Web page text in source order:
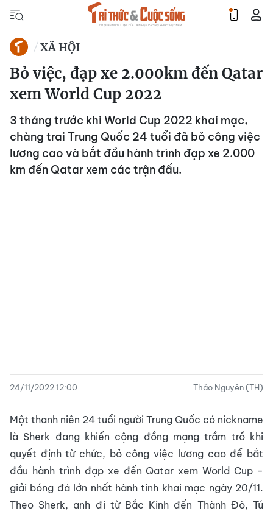
XÃ HỘI
Bỏ việc, đạp xe 2.000km đến Qatar
xem World Cup 2022
3 tháng trước khi World Cup 2022 khai mạc,
chàng trai Trung Quốc 24 tuổi đã bỏ công việc
lương cao và bắt đầu hành trình đạp xe 2.000
km đến Qatar xem các trận đấu.
24/11/2022 12:00 Thảo Nguyên (TH)
Một thanh niên 24 tuổi người Trung Quốc có nickname
là Sherk đang khiến cộng đồng mạng trầm trồ khi
quyết định từ chức, bỏ công việc lương cao để bắt
đầu hành trình đạp xe đến Qatar xem World Cup -
giải bóng đá lớn nhất hành tinh khai mạc ngày 20/11.
Theo Sherk, anh đi từ Bắc Kinh đến Thành Đô, Tứ